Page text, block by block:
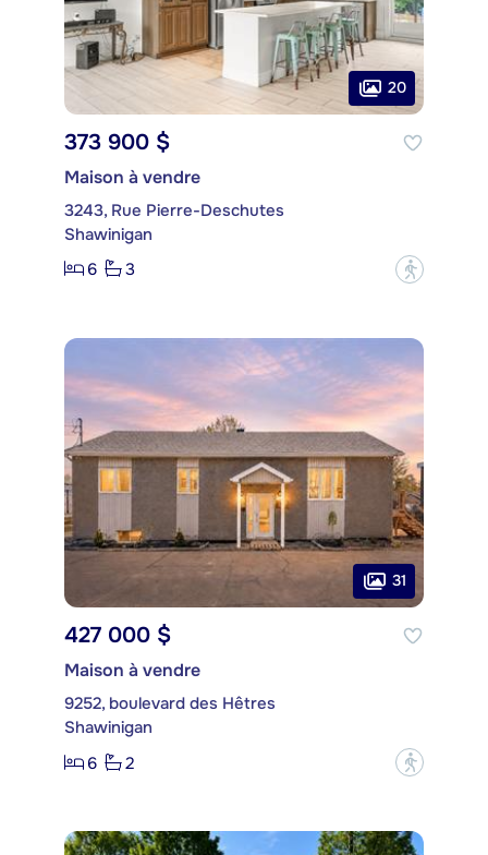
20
373 900 $
Maison à vendre
3243, Rue Pierre-Deschutes
Shawinigan
6
3 ?
31
427 000 $
Maison à vendre
9252, boulevard des Hêtres
Shawinigan
6
2 ?